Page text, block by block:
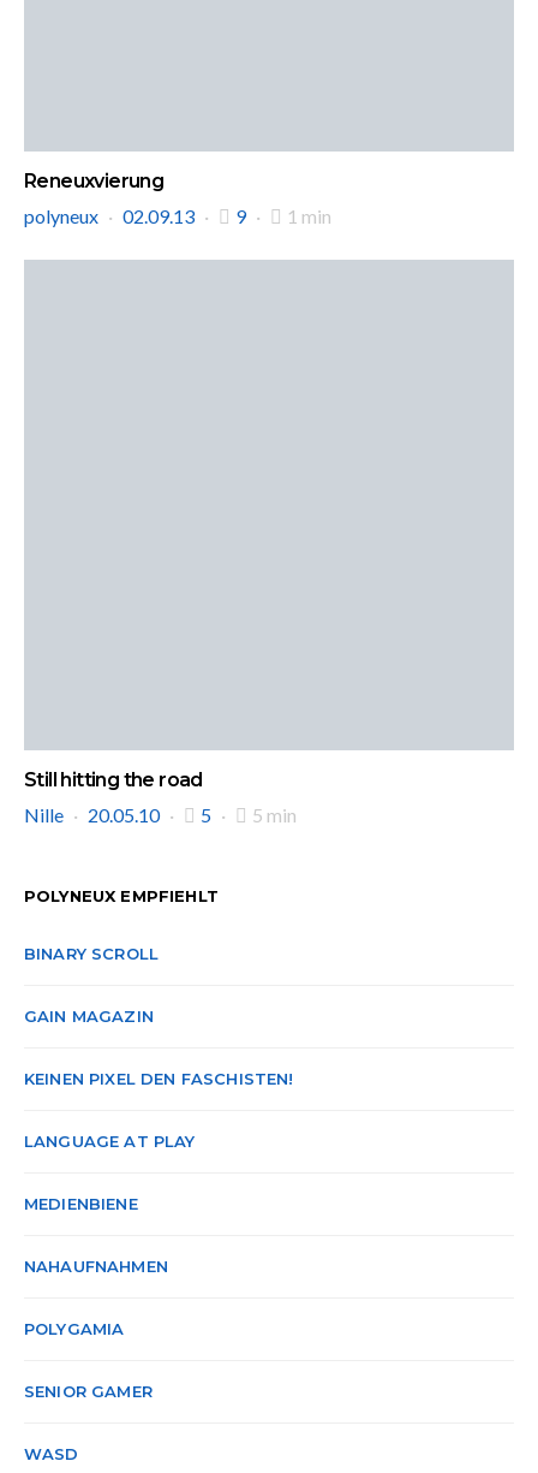
Reneuxvierung
polyneux
02.09.13 9 1 min
Still hitting the road
Nille
20.05.10 5 5 min
POLYNEUX EMPFIEHLT
BINARY SCROLL
GAIN MAGAZIN
KEINEN PIXEL DEN FASCHISTEN!
LANGUAGE AT PLAY
MEDIENBIENE
NAHAUFNAHMEN
POLYGAMIA
SENIOR GAMER
WASD